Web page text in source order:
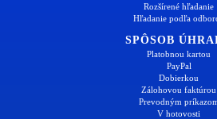
Rozšírené hľadanie
Hľadanie podľa
SPÔSOB
Platobnou kartou
PayPal
Dobierkou
Zálohovou faktúrou
Prevodným
V hotovosti